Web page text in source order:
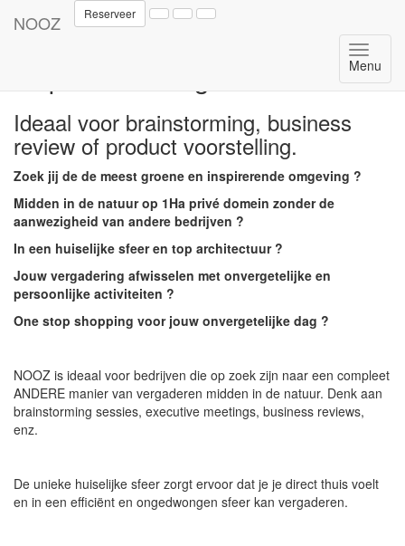
NOOZ Reserveer
Menu
BusiNooz laat jou anders en
Ideaal voor brainstorming, business
review of product voorstelling.
Zoek jij de de meest groene en inspirerende omgeving ?
Midden in de natuur op 1Ha privé domein zonder de
aanwezigheid van andere bedrijven ?
In een huiselijke sfeer en top architectuur ?
Jouw vergadering afwisselen met onvergetelijke en
persoonlijke activiteiten ?
One stop shopping voor jouw onvergetelijke dag ?
NOOZ is ideaal voor bedrijven die op zoek zijn naar een compleet
ANDERE manier van vergaderen midden in de natuur. Denk aan
brainstorming sessies, executive meetings, business reviews,
enz.
De unieke huiselijke sfeer zorgt ervoor dat je je direct thuis voelt
en in een efficiënt en ongedwongen sfeer kan vergaderen.